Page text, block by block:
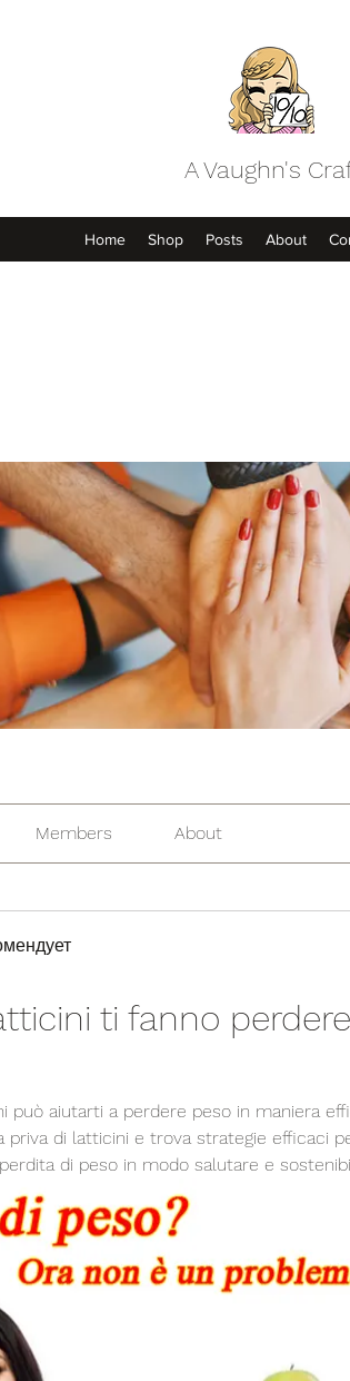
A Vaughn's
Home Shop Posts About
Members About
ti fanno perdere
può aiutarti a perdere peso in maniera
priva di latticini e trova strategie efficaci
di peso in modo salutare e